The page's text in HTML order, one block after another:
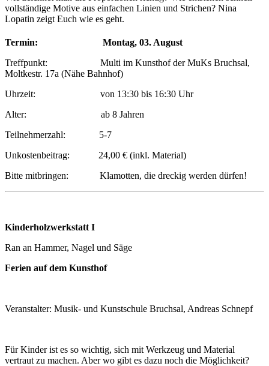
vollständige Motive aus einfachen Linien und Strichen? Nina
Lopatin zeigt Euch wie es geht.
Termin: Montag, 03. August
Treffpunkt: Multi im Kunsthof der MuKs Bruchsal,
Moltkestr. 17a (Nähe Bahnhof)
Uhrzeit: von 13:30 bis 16:30 Uhr
Alter: ab 8 Jahren
Teilnehmerzahl: 5-7
Unkostenbeitrag: 24,00 € (inkl. Material)
Bitte mitbringen: Klamotten, die dreckig werden dürfen!
Kinderholzwerkstatt I
Ran an Hammer, Nagel und Säge
Ferien auf dem Kunsthof
Veranstalter: Musik- und Kunstschule Bruchsal, Andreas Schnepf
Für Kinder ist es so wichtig, sich mit Werkzeug und Material
vertraut zu machen. Aber wo gibt es dazu noch die Möglichkeit?